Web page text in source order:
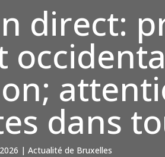
direct:
dans
|Actualité de Bruxelles